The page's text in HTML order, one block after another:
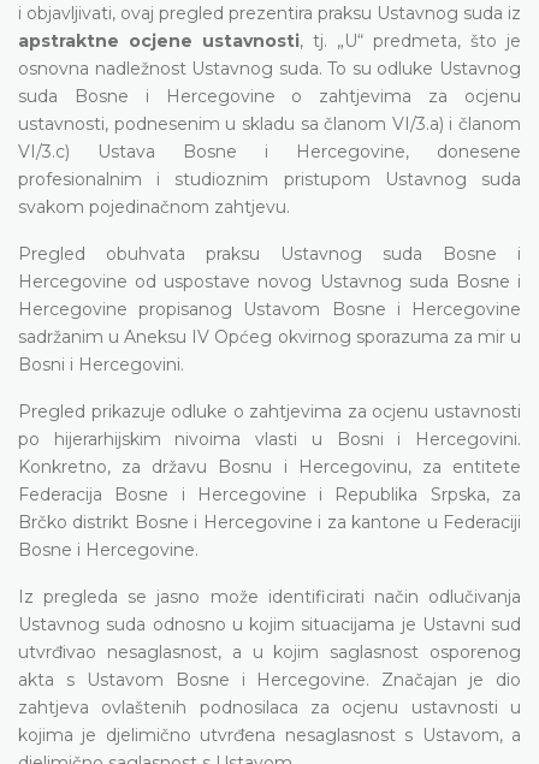
i objavljivati, ovaj pregled prezentira praksu Ustavnog suda iz
apstraktne ocjene ustavnosti, tj. „U“ predmeta, što je
osnovna nadležnost Ustavnog suda. To su odluke Ustavnog
suda Bosne i Hercegovine o zahtjevima za ocjenu
ustavnosti, podnesenim u skladu sa članom VI/3.a) i članom
VI/3.c) Ustava Bosne i Hercegovine, donesene
profesionalnim i studioznim pristupom Ustavnog suda
svakom pojedinačnom zahtjevu.
Pregled obuhvata praksu Ustavnog suda Bosne i
Hercegovine od uspostave novog Ustavnog suda Bosne i
Hercegovine propisanog Ustavom Bosne i Hercegovine
sadržanim u Aneksu IV Općeg okvirnog sporazuma za mir u
Bosni i Hercegovini.
Pregled prikazuje odluke o zahtjevima za ocjenu ustavnosti
po hijerarhijskim nivoima vlasti u Bosni i Hercegovini.
Konkretno, za državu Bosnu i Hercegovinu, za entitete
Federacija Bosne i Hercegovine i Republika Srpska, za
Brčko distrikt Bosne i Hercegovine i za kantone u Federaciji
Bosne i Hercegovine.
Iz pregleda se jasno može identificirati način odlučivanja
Ustavnog suda odnosno u kojim situacijama je Ustavni sud
utvrđivao nesaglasnost, a u kojim saglasnost osporenog
akta s Ustavom Bosne i Hercegovine. Značajan je dio
zahtjeva ovlaštenih podnosilaca za ocjenu ustavnosti u
kojima je djelimično utvrđena nesaglasnost s Ustavom, a